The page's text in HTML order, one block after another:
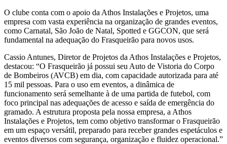
O clube conta com o apoio da Athos Instalações e Projetos, uma
empresa com vasta experiência na organização de grandes eventos,
como Carnatal, São João de Natal, Spotted e GGCON, que será
fundamental na adequação do Frasqueirão para novos usos.
Cassio Antunes, Diretor de Projetos da Athos Instalações e Projetos,
destacou: “O Frasqueirão já possui seu Auto de Vistoria do Corpo
de Bombeiros (AVCB) em dia, com capacidade autorizada para até
15 mil pessoas. Para o uso em eventos, a dinâmica de
funcionamento será semelhante à de uma partida de futebol, com
foco principal nas adequações de acesso e saída de emergência do
gramado. A estrutura proposta pela nossa empresa, a Athos
Instalações e Projetos, tem como objetivo transformar o Frasqueirão
em um espaço versátil, preparado para receber grandes espetáculos e
eventos diversos com segurança, organização e fluidez operacional.”